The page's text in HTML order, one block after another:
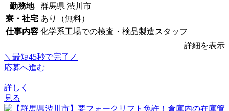
勤務地
群馬県 渋川市
寮・社宅 あり（無料）
仕事内容 化学系工場での検査・検品製造スタッフ
詳細を表示
＼最短45秒で完了／
応募へ進む
詳しく
見る